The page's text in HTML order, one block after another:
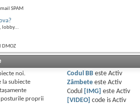
SPAM
lobby...
DMOZ
noi.
la subiecte
posturile proprii
Codul BBeste Activ
Zâmbeteeste Activ
Codul
[IMG] este Activ
[VIDEO] code is Activ